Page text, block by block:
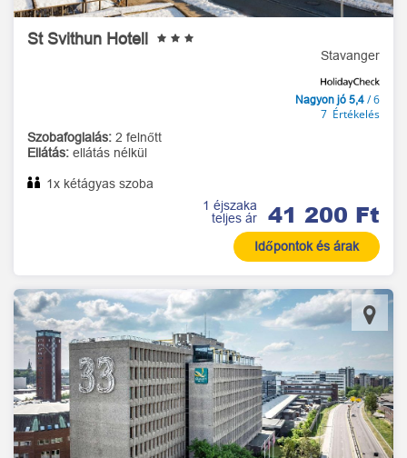
St Svithun Hotell
Stavanger
Nagyon jó 5,4 / 6
7 Értékelés
Szobafoglalás: 2 felnőtt
Ellátás: ellátás nélkül
1x kétágyas szoba
1 éjszaka
teljes ár
41 200 Ft
Időpontok és árak